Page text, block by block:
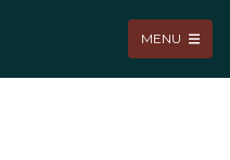
MENU